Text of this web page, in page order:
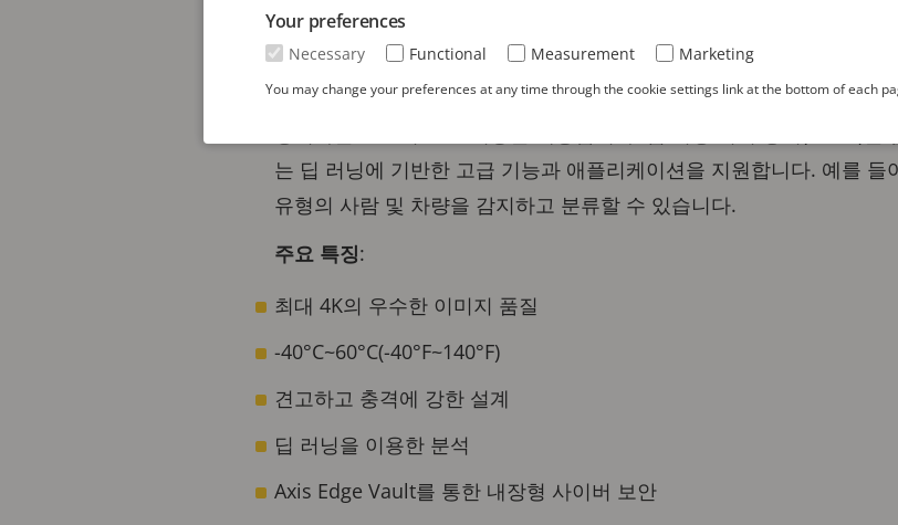
있습니다.
이 실외용 카메라는 -40°C~60°C(-40°F~140°F)의 온도에서 작동합니
가 끼지 않도록 합니다. 또한AXIS P13 Weathershield Extension A가
는 딥 러닝에 기반한 고급 기능과 애플리케이션을 지원합니다. 예를
유형의 사람 및 차량을 감지하고 분류할 수 있습니다.
주요 특징:
최대 4K의 우수한 이미지 품질
-40°C~60°C(-40°F~140°F)
견고하고 충격에 강한 설계
딥 러닝을 이용한 분석
Axis Edge Vault를 통한 내장형 사이버 보안
Your preferences
Necessary Functional Measurement Marketing
You may change your preferences at any time through the cookie settings link at the bottom of each